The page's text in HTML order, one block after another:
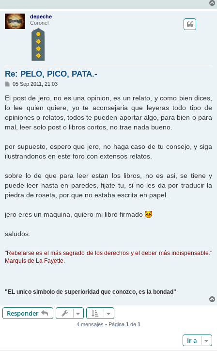
depeche
Coronel
Re: PELO, PICO, PATA.-
M
n
s
e
05 Sep 2011, 21:03
El post de jero, no es una opinion, es un relato, y como bien dices,
lo lee quien quiere, yo te aconsejaria que leyeras todo tipo de
opiniones o relatos, todos te pueden aportar algo, para bien o para
mal, leer solo post o libros cortos, no trae nada bueno.
por supuesto, espero que jero, no haga caso de tu consejo, y siga
ilustrandonos en este foro con extensos relatos.
sobre lo de que para leer estan los libros, no es asi, se tiene y
puede leer hasta en paredes, fijate tu, si no les da por traducir la
piedra de roseta, por que no estaba escrita en papel.
jero eres un maquina, quiero mi libro firmado
saludos.
"Rebelarse es el más sagrado de los derechos y el deber más indispensable."
Marquis de La Fayette.
"EL unico simbolo de superioridad que conozco, es la bondad"
Responder
4 mensajes • Página 1 de 1
Ir a